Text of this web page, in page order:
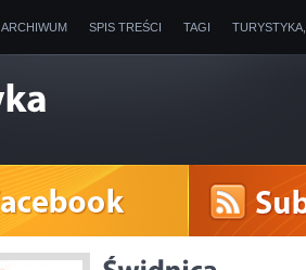
ARCHIWUM SPIS TREŚCI TAGI